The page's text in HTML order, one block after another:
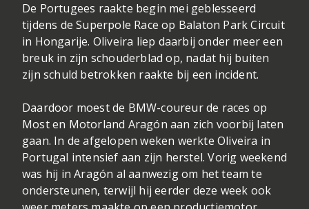
De Portugees raakte begin mei geblesseerd
tijdens de Superpole Race op Balaton Park Circuit
in Hongarije. Oliveira liep daarbij onder meer een
breuk in zijn schouderblad op, nadat hij buiten
zijn schuld betrokken raakte bij een incident.
Daardoor moest de BMW-coureur de races op
Most en Motorland Aragón aan zich voorbij laten
gaan. In de afgelopen weken werkte Oliveira in
Portugal intensief aan zijn herstel. Vorig weekend
was hij in Aragón al aanwezig om het team te
ondersteunen, terwijl hij eerder deze week ook